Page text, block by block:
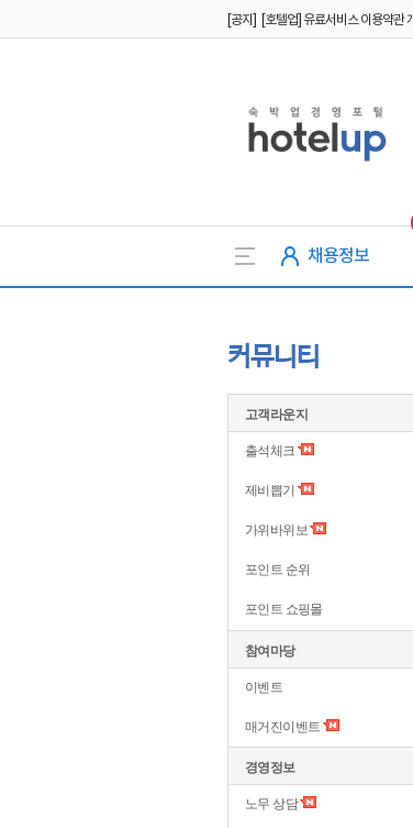
채용정보
커뮤니티
고객라운지
출석체크
제비뽑기
가위바위보
포인트 순위
포인트 쇼핑몰
참여마당
이벤트
매거진이벤트
경영정보
노무 상담